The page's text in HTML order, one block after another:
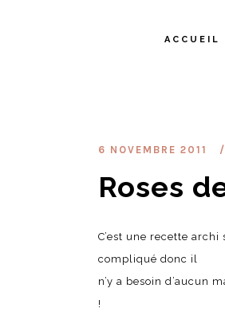
ACCUEIL
6 NOVEMBRE 2011
Roses
C’est une recette
compliqué donc il
n’y a besoin d’aucun
!